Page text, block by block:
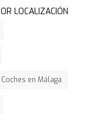
LOCALIZACIÓN
Coches en Málaga